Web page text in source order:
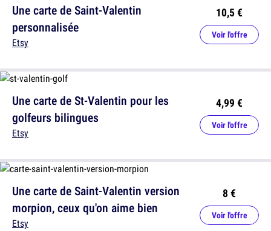
Une carte de St-Valentin pour les
golfeurs bilingues
Etsy
4,99 €
Voir l'offre
Une carte de Saint-Valentin
personnalisée
Etsy
10,5 €
Voir l'offre
Une carte de Saint-Valentin version
morpion, ceux qu'on aime bien
Etsy
8 €
Voir l'offre